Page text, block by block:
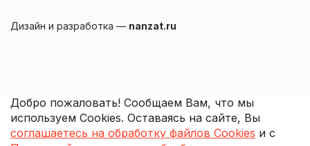
Дизайн и разработка — nanzat.ru
Добро пожаловать! Сообщаем Вам, что мы
используем Cookies. Оставаясь на сайте, Вы
соглашаетесь на обработку файлов Cookies и с